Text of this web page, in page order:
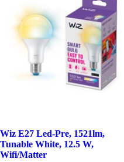
Wiz E27 Led-Pre, 1521lm,
Tunable White, 12.5 W,
Wifi/Matter